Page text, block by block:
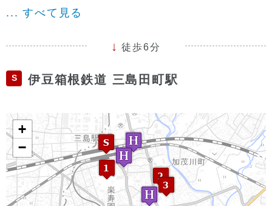
... すべて見る
徒歩6分
S 伊豆箱根鉄道 三島田町駅
+
−